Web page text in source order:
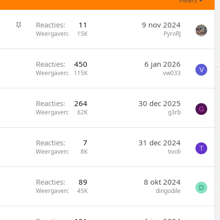
S
Reacties 11
Weergaven 15K
9 nov 2024
PyroRJ
Reacties 450
Weergaven 115K
6 jan 2026
vw033 V
Reacties 264
Weergaven 62K
30 dec 2025
g3rb G
Reacties 7
Weergaven 8K
31 dec 2024
tivoli T
Reacties 89
Weergaven 45K
8 okt 2024
dingodile D